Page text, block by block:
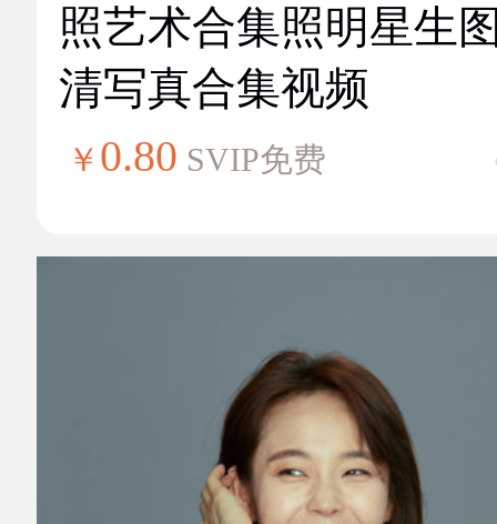
照艺术合集照明星生
清写真合集视频
￥ 0.80 SVIP免费